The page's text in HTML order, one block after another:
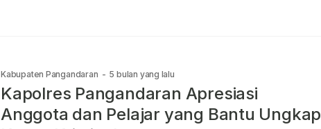
Kabupaten Pangandaran - 5 bulan yang lalu
Kapolres Pangandaran Apresiasi
Anggota dan Pelajar yang Bantu Ungkap